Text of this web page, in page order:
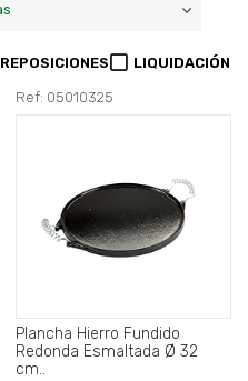
REPOSICIONES LIQUIDACIÓN
Ref: 05010325
Plancha Hierro Fundido
Redonda Esmaltada Ø 32
cm..